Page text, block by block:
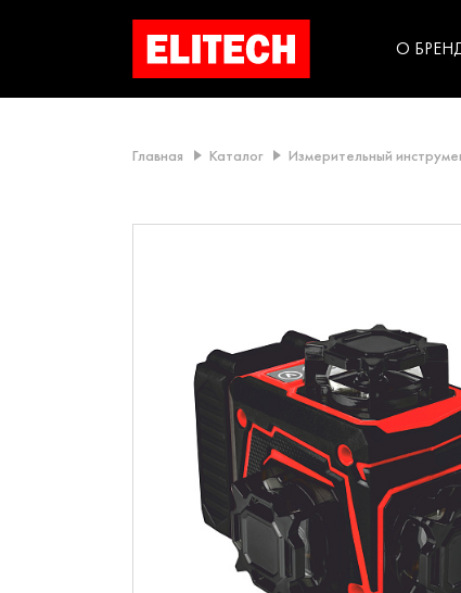
О
Главная Каталог Измерительный